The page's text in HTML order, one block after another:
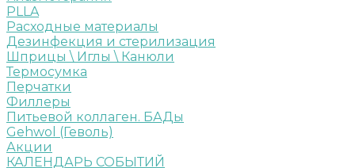
PLLA
Расходные материалы
Дезинфекция и стерилизация
Шприцы \ Иглы \ Канюли
Термосумка
Перчатки
Филлеры
Питьевой коллаген. БАДы
Gehwol (Геволь)
Акции
КАЛЕНДАРЬ СОБЫТИЙ